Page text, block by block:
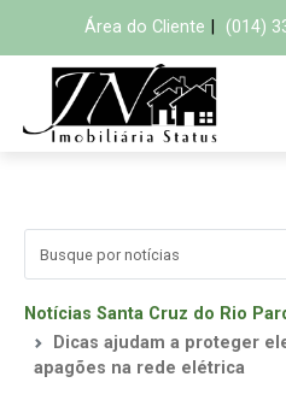
Área do Cliente (014)
Notícias Santa Cruz do Rio
Dicas ajudam a proteger
apagões na rede elétrica